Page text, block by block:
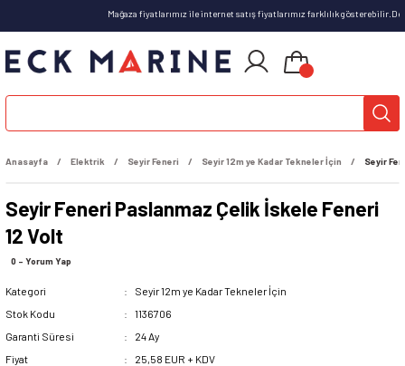
Mağaza fiyatlarımız ile internet satış fiyatlarımız farklılık
Anasayfa Elektrik Seyir Feneri Seyir 12m ye Kadar Tekneler İçin Seyir
Seyir Feneri Paslanmaz Çelik İskele Feneri
12 Volt
0 - Yorum Yap
Kategori
Seyir 12m ye Kadar Tekneler İçin
Stok Kodu
1136706
Garanti Süresi
24 Ay
Fiyat
25,58 EUR + KDV